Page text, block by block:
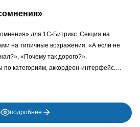
для 1С-Битрикс. Секция на
на типичные возражения: «А если не
«Почему так дорого?».
категориям, аккордеон-интерфейс.
подробнее